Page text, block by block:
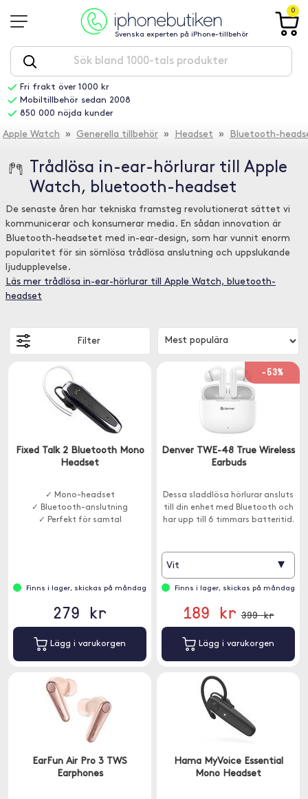
Svenska experten på iPhone-tillbehör
0
Fri frakt över 1000 kr
Mobiltillbehör sedan 2008
850 000 nöjda kunder
Apple Watch » Generella tillbehör » Headset » Bluetooth-
Trådlösa in-ear-hörlurar till Apple
Watch, bluetooth-headset
De senaste åren har tekniska framsteg revolutionerat sättet vi
kommunicerar och konsumerar media. En sådan innovation är
Bluetooth-headsetet med in-ear-design, som har vunnit enorm
popularitet för sin sömlösa trådlösa anslutning och uppslukande
ljudupplevelse.
Läs mer trådlösa in-ear-hörlurar till Apple Watch, bluetooth-
headset
Filter
Fixed Talk 2 Bluetooth Mono
Headset
✓ Mono-headset
✓ Bluetooth-anslutning
✓ Perfekt för samtal
Finns i lager, skickas på måndag
279 kr
Lägg i varukorgen
-53%
Denver TWE-48 True Wireless
Earbuds
Dessa sladdlösa hörlurar ansluts
till din enhet med Bluetooth och
har upp till 6 timmars batteritid.
Vit ▾
Finns i lager, skickas på måndag
189 kr 399 kr
Lägg i varukorgen
EarFun Air Pro 3 TWS
Earphones
Hama MyVoice Essential
Mono Headset